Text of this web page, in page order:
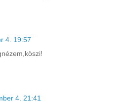
4. 19:57
4. 21:41